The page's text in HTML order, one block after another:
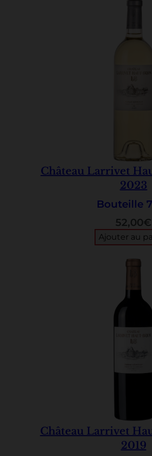
Château Larrivet
2023
Bouteille
52,00€
Ajouter au
Château Larrivet
2019